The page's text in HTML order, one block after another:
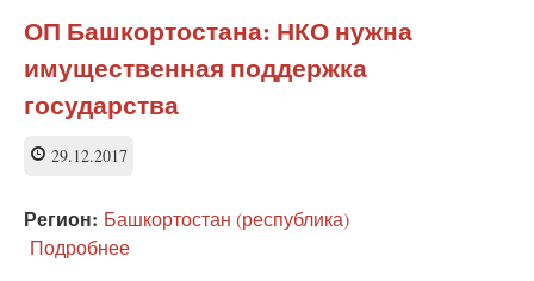
допустили
к
бюджетным
в
области
ОП Башкортостана: НКО нужна
имущественная поддержка
государства
29.12.2017
Регион: Башкортостан (республика)
Подробнее